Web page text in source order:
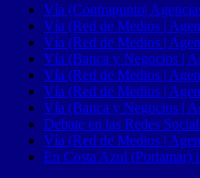
Vía (Contrapunto|
Vía (Red de Medios |
Vía (Red de Medios |
Vía (Banca y Negocios |
Vía (Red de Medios |
Vía (Red de Medios |
Vía (Banca y Negocios |
Debate en las Redes
Vía (Red de Medios |
En Costa Azul (Porlamar)